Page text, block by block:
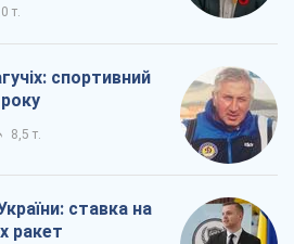
т.
спортивний
8,5 т.
ставка на
ракет